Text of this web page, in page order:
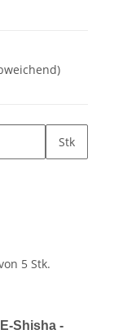
Stk
5 Stk.
Shisha -